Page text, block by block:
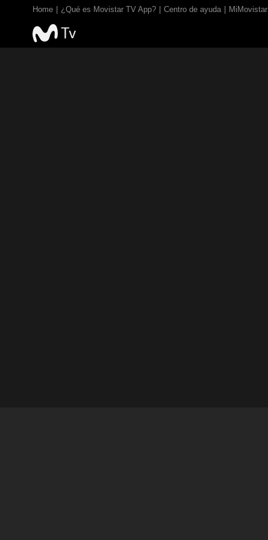
Home ¿Qué es Movistar TV App? Centro de ayuda MiMovistar